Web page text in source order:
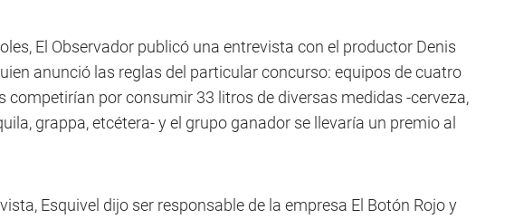
El Observador publicó una entrevista con el productor Denis
anunció las reglas del particular concurso: equipos de cuatro
competirían por consumir 33 litros de diversas medidas -cerveza,
grappa, etcétera- y el grupo ganador se llevaría un premio al
Esquivel dijo ser responsable de la empresa El Botón Rojo y